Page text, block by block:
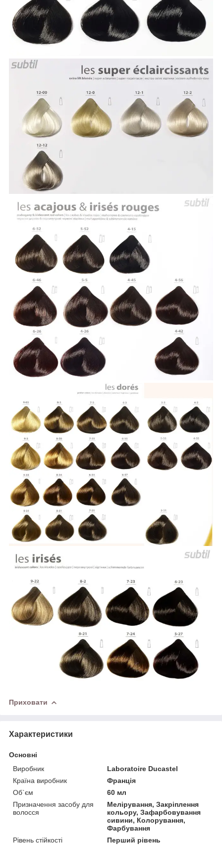
Приховати
Характеристики
Основні
Виробник
Laboratoire Ducastel
Країна виробник
Франція
Об`єм
60 мл
Призначення засобу для
волосся
Мелірування, Закріплення
кольору, Зафарбовування
сивини, Колорування,
Фарбування
Рівень стійкості
Перший рівень